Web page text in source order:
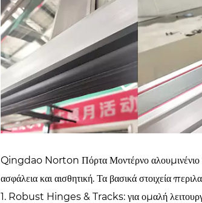
Qingdao Norton Πόρτα Μοντέρνο αλουμινένιο
ασφάλεια και αισθητική. Τα βασικά στοιχεία
1. Robust Hinges & Tracks: για ομαλή